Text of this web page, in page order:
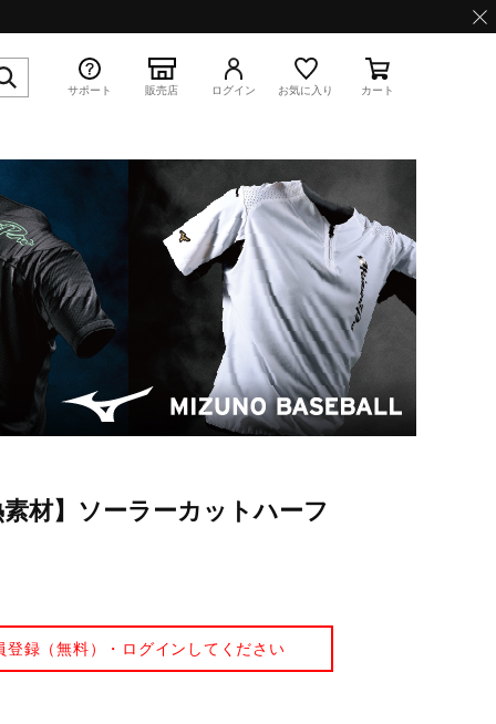
特集
WAVE PROPHECY 13.2
サポート 販売店 ログイン お気に入り カート
素材】ソーラーカットハーフ
登録（無料）・ログインしてください